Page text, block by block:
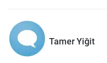
Tamer Yiğit